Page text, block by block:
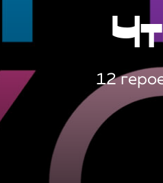
12